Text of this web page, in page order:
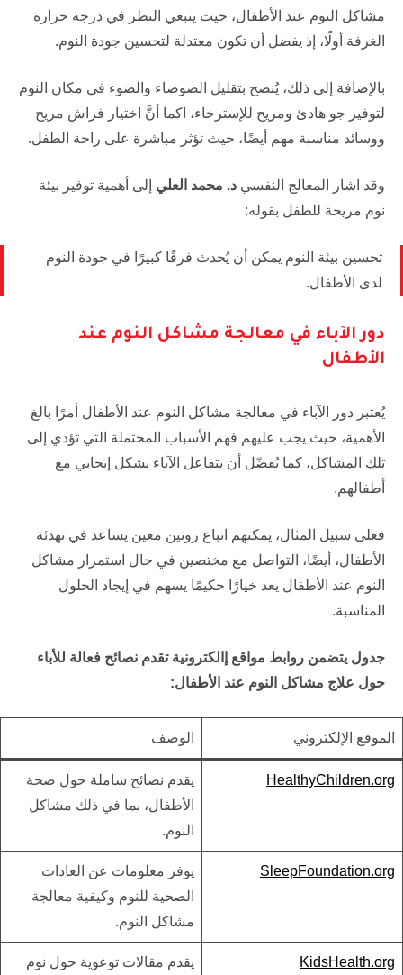
مشاكل النوم عند الأطفال، حيث ينبغي النظر في درجة حرارة
الغرفة أولًا، إذ يفضل أن تكون معتدلة لتحسين جودة النوم.
بالإضافة إلى ذلك، يُنصح بتقليل الضوضاء والضوء في مكان النوم
لتوفير جو هادئ ومريح للإسترخاء، اكما أنَّ اختيار فراش مريح
ووسائد مناسبة مهم أيضًا، حيث تؤثر مباشرة على راحة الطفل.
وقد اشار المعالج النفسي د. محمد العلي إلى أهمية توفير بيئة
نوم مريحة للطفل بقوله:
تحسين بيئة النوم يمكن أن يُحدث فرقًا كبيرًا في جودة النوم
لدى الأطفال.
دور الآباء في معالجة مشاكل النوم عند
الأطفال
يُعتبر دور الآباء في معالجة مشاكل النوم عند الأطفال أمرًا بالغ
الأهمية، حيث يجب عليهم فهم الأسباب المحتملة التي تؤدي إلى
تلك المشاكل، كما يُفضّل أن يتفاعل الآباء بشكل إيجابي مع
أطفالهم.
فعلى سبيل المثال، يمكنهم اتباع روتين معين يساعد في تهدئة
الأطفال، أيضًا، التواصل مع مختصين في حال استمرار مشاكل
النوم عند الأطفال يعد خيارًا حكيمًا يسهم في إيجاد الحلول
المناسبة.
جدول يتضمن روابط مواقع إالكترونية تقدم نصائح فعالة للأباء
حول علاج مشاكل النوم عند الأطفال:
الموقع الإلكتروني الوصف
HealthyChildren.org
يقدم نصائح شاملة حول صحة
الأطفال، بما في ذلك مشاكل
النوم.
SleepFoundation.org
يوفر معلومات عن العادات
الصحية للنوم وكيفية معالجة
مشاكل النوم.
KidsHealth.org يقدم مقالات توعوية حول نوم